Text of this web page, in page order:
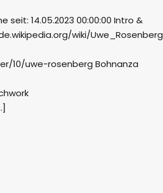
seit: 14.05.2023 00:00:00 Intro &
wiki/Uwe_Rosenberg
10/uwe-rosenberg Bohnanza